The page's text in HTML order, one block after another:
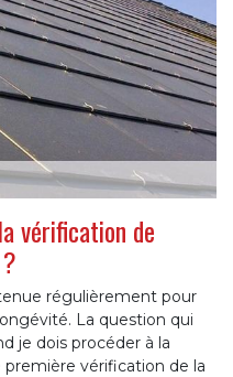
vérification de
régulièrement pour
La question qui
je dois procéder à la
vérification de la